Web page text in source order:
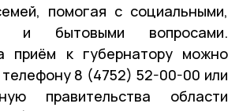
помогая с социальными,
и бытовыми вопросами.
приём к губернатору можно
8 (4752) 52-00-00 или
правительства области